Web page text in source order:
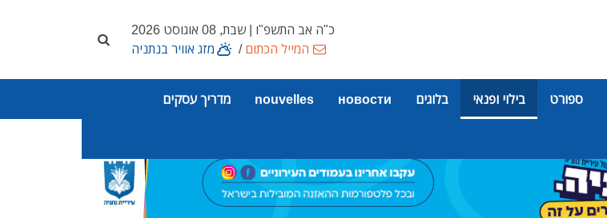
כ"ה אב התשפ"ו | שבת, 08 אוגוסט 2026
המייל הכתום/ מזג אוויר בנתניה
ספורט בילוי ופנאי בלוגים новости
nouvelles מדריך עסקים